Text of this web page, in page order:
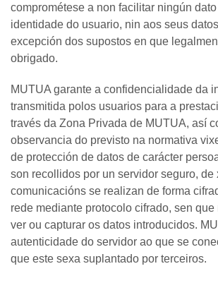
comprométese a non facilitar ningún
identidade do usuario, nin aos seus
excepción dos supostos en que
obrigado.
MUTUA garante a confidencialidade da
transmitida polos usuarios para a
través da Zona Privada de MUTUA, así
observancia do previsto na normativa
de protección de datos de carácter
son recollidos por un servidor seguro, de
comunicacións se realizan de forma
rede mediante protocolo cifrado, sen
ver ou capturar os datos introducidos.
autenticidade do servidor ao que se
que este sexa suplantado por terceiros.